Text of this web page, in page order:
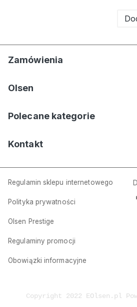
Zamówienia
Olsen
Polecane kategorie
Kontakt
Regulamin sklepu internetowego
Polityka prywatności
Olsen Prestige
Regulaminy promocji
Obowiązki informacyjne
Copyright 2022 EOlsen.pl